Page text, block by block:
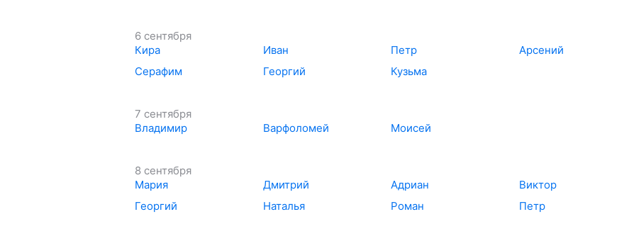
6 сентября
Кира
Иван Петр
Арсений
Серафим
Георгий Кузьма
7 сентября
Владимир
Варфоломей Моисей
8 сентября
Мария
Дмитрий Адриан
Виктор
Георгий
Наталья Роман Петр